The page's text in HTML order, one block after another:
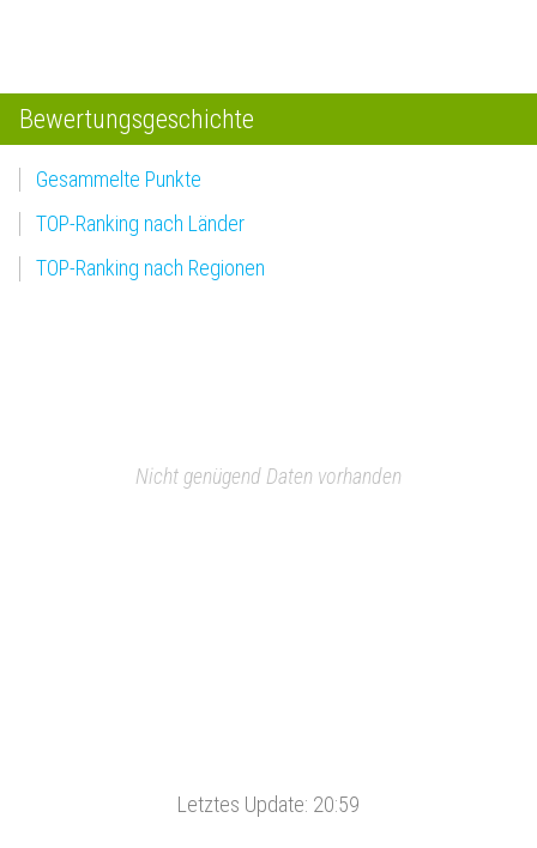
Bewertungsgeschichte
Gesammelte Punkte
TOP-Ranking nach Länder
TOP-Ranking nach Regionen
Nicht genügend Daten vorhanden
Letztes Update: 20:59